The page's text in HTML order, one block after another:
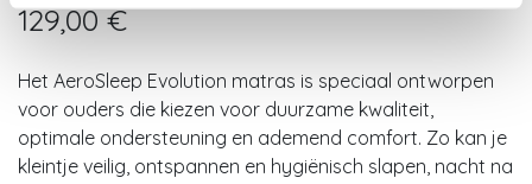
129,00€
Het AeroSleep Evolution matras is speciaal ontworpen
voor ouders die kiezen voor duurzame kwaliteit,
optimale ondersteuning en ademend comfort. Zo kan je
kleintje veilig, ontspannen en hygiënisch slapen, nacht na